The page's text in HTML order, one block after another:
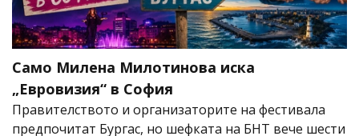
Само Милена Милотинова иска
„Евровизия“ в София
Правителството и организаторите на фестивала
предпочитат Бургас, но шефката на БНТ вече шести